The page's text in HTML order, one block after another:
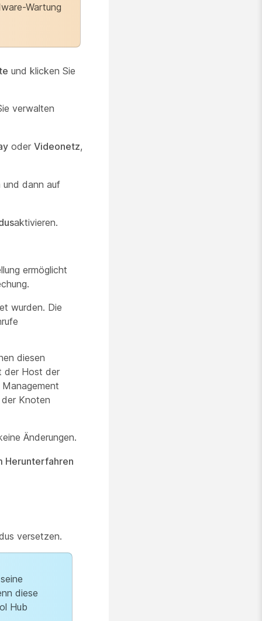
Wartung
und klicken Sie
verwalten
oder Videonetz,
und dann auf
aktivieren.
ermöglicht
wurden. Die
diesen
der Host der
Management
Knoten
Änderungen.
Herunterfahren
versetzen.
diese
Hub